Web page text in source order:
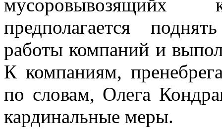
предполагается
работы компаний и
К компаниям,
по словам, Олега
кардинальные меры.